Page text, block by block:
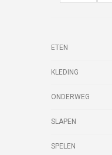
ETEN
KLEDING
ONDERWEG
SLAPEN
SPELEN